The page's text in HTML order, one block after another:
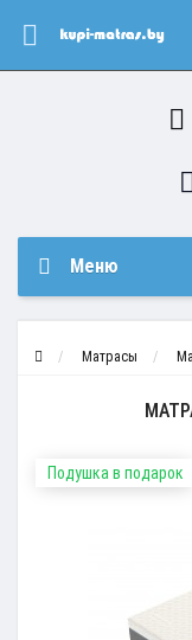
Меню
Матрасы
Подушка в подарок